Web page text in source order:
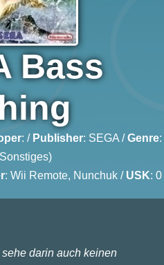
Bass
: / Publisher: SEGA /Genre:
: Wii Remote, Nunchuk / USK: 0
darin auch keinen